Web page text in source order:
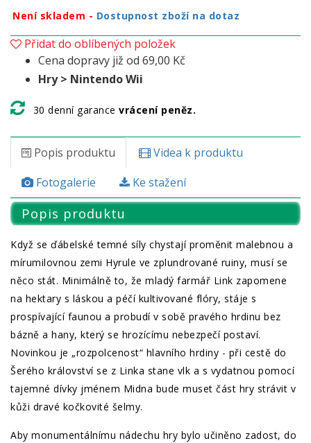
Není skladem - Dostupnost zboží na dotaz
Přidat do oblíbených položek
Cena dopravy již od 69,00 Kč
Hry > Nintendo Wii
30 denní garance vrácení peněz.
Popis produktu
Videa k produktu
Fotogalerie
Ke stažení
Popis produktu
Když se ďábelské temné síly chystají proměnit malebnou a
mírumilovnou zemi Hyrule ve zplundrované ruiny, musí se
něco stát. Minimálně to, že mladý farmář Link zapomene
na hektary s láskou a péčí kultivované flóry, stáje s
prospívající faunou a probudí v sobě pravého hrdinu bez
bázně a hany, který se hrozícímu nebezpečí postaví.
Novinkou je „rozpolcenost“ hlavního hrdiny - při cestě do
Šerého království se z Linka stane vlk a s vydatnou pomocí
tajemné dívky jménem Midna bude muset část hry strávit v
kůži dravé kočkovité šelmy.
Aby monumentálnímu nádechu hry bylo učiněno zadost, do